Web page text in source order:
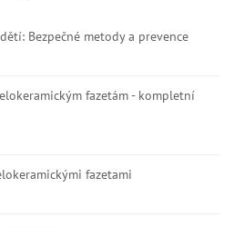
Bezpečné metody a prevence
fazetám - kompletní
fazetami